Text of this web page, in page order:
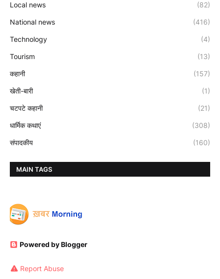
Local news (82)
National news (416)
Technology (4)
Tourism (13)
कहानी (157)
खेती-बारी (1)
चटपटे कहानी (21)
धार्मिक कथाएं (308)
संपादकीय (160)
MAIN TAGS
Powered by Blogger
Report Abuse